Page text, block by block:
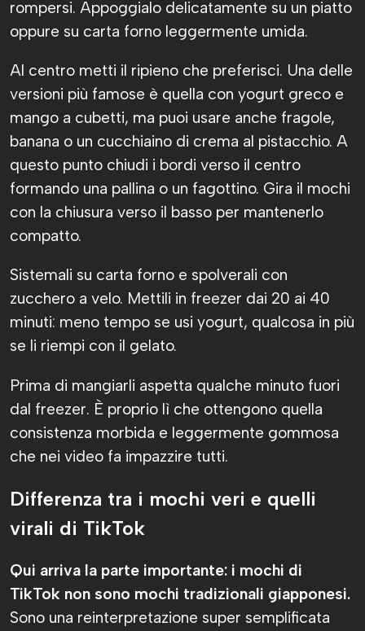
rompersi. Appoggialo delicatamente su un piatto
oppure su carta forno leggermente umida.
Al centro metti il ripieno che preferisci. Una delle
versioni più famose è quella con yogurt greco e
mango a cubetti, ma puoi usare anche fragole,
banana o un cucchiaino di crema al pistacchio. A
questo punto chiudi i bordi verso il centro
formando una pallina o un fagottino. Gira il mochi
con la chiusura verso il basso per mantenerlo
compatto.
Sistemali su carta forno e spolverali con
zucchero a velo. Mettili in freezer dai 20 ai 40
minuti: meno tempo se usi yogurt, qualcosa in più
se li riempi con il gelato.
Prima di mangiarli aspetta qualche minuto fuori
dal freezer. È proprio lì che ottengono quella
consistenza morbida e leggermente gommosa
che nei video fa impazzire tutti.
Differenza tra i mochi veri e quelli
virali di TikTok
Qui arriva la parte importante: i mochi di
TikTok non sono mochi tradizionali giapponesi.
Sono una reinterpretazione super semplificata